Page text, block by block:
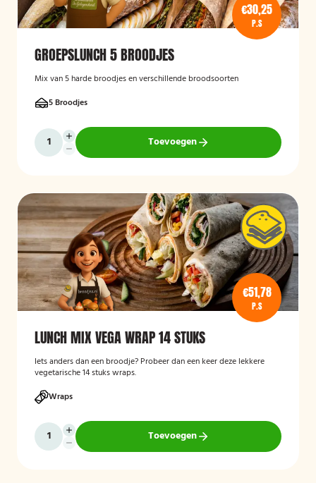
€30,25
P.S
GROEPSLUNCH 5 BROODJES
Mix van 5 harde broodjes en verschillende broodsoorten
5 Broodjes
Toevoegen
€51,78
P.S
LUNCH MIX VEGA WRAP 14 STUKS
Iets anders dan een broodje? Probeer dan een keer deze lekkere
vegetarische 14 stuks wraps.
Wraps
Toevoegen